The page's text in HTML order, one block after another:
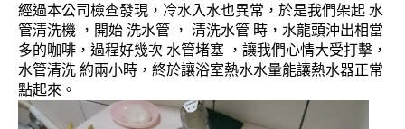
經過本公司檢查發現，冷水入水也異常，於是我們架起 水
管清洗機 ，開始 洗水管 ， 清洗水管 時，水龍頭沖出相當
多的咖啡，過程好幾次 水管堵塞 ，讓我們心情大受打擊，
水管清洗 約兩小時，終於讓浴室熱水水量能讓熱水器正常
點起來。